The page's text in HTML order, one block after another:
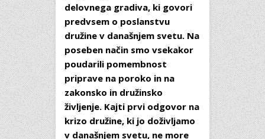
delovnega gradiva, ki govori
predvsem o poslanstvu
družine v današnjem svetu. Na
poseben način smo vsekakor
poudarili pomembnost
priprave na poroko in na
zakonsko in družinsko
življenje. Kajti prvi odgovor na
krizo družine, ki jo doživljamo
v današnjem svetu, ne more